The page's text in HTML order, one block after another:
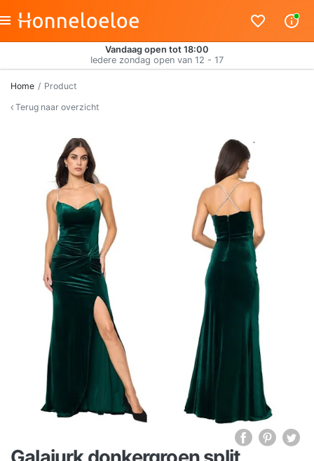
Vandaag open tot 18:00
Iedere zondag open van 12 - 17
Home
Product
Terug naar overzicht